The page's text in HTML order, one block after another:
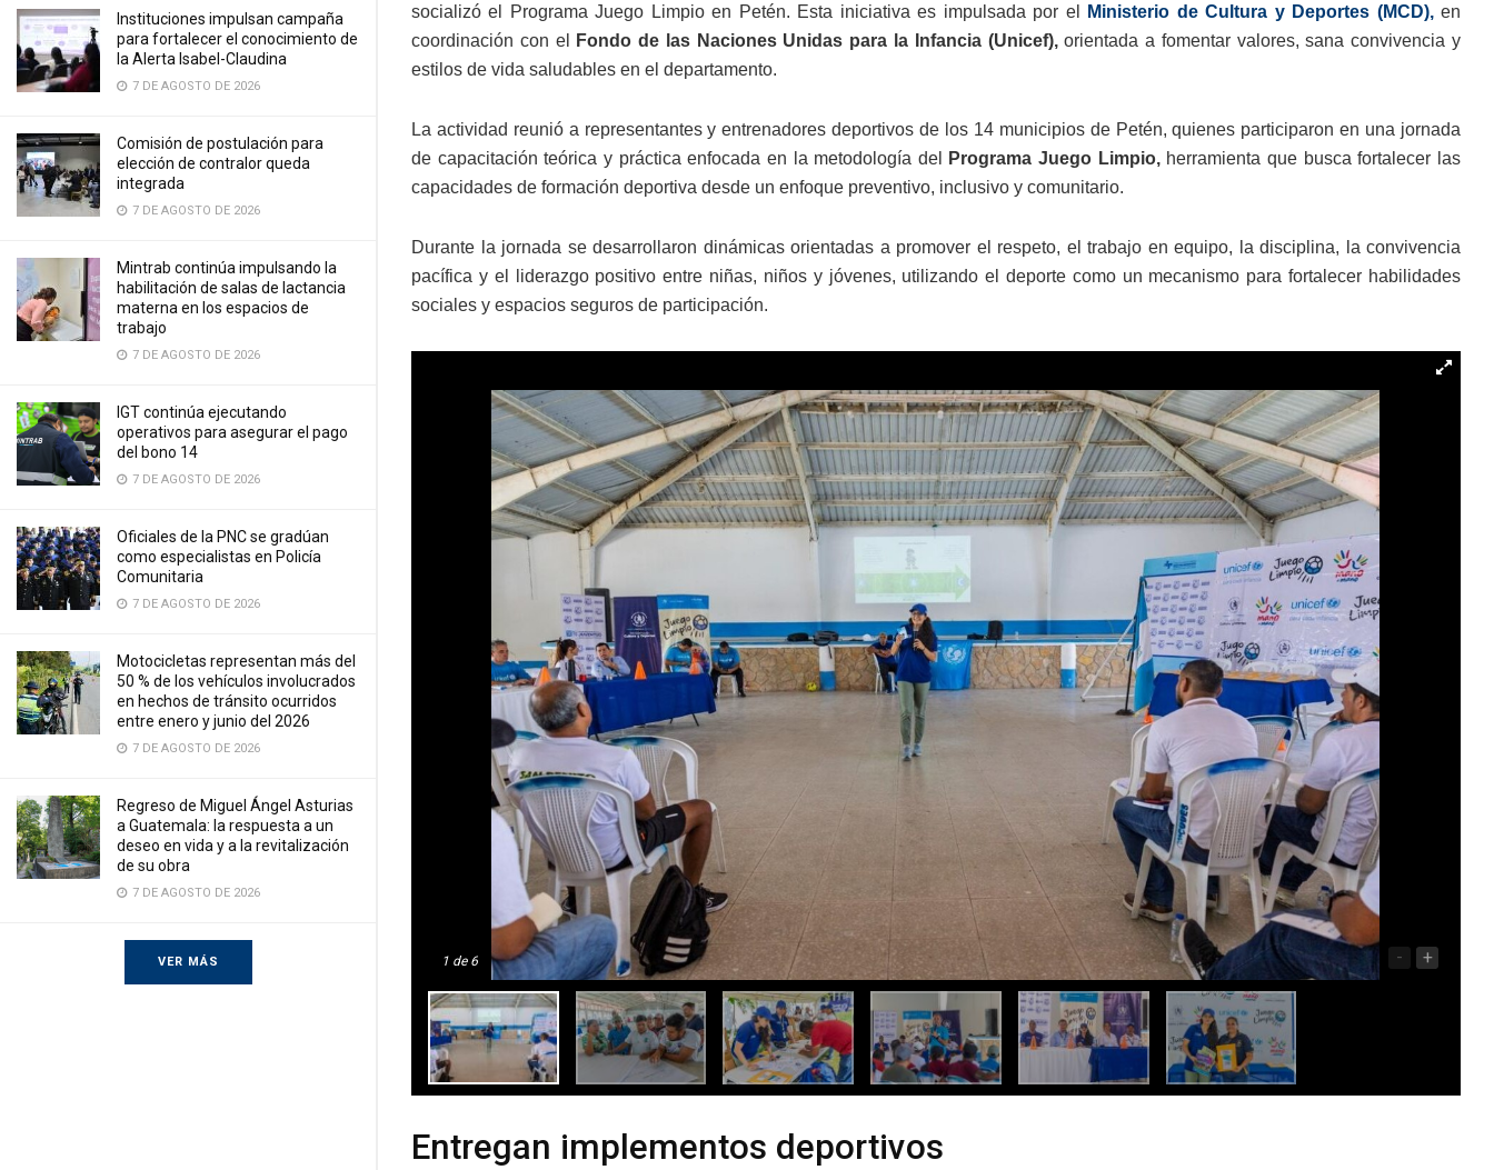
Instituciones impulsan campaña
para fortalecer el conocimiento de
la Alerta Isabel-Claudina
7 DE AGOSTO DE 2026
Comisión de postulación para
elección de contralor queda
integrada
7 DE AGOSTO DE 2026
Mintrab continúa impulsando la
habilitación de salas de lactancia
materna en los espacios de
trabajo
7 DE AGOSTO DE 2026
IGT continúa ejecutando
operativos para asegurar el pago
del bono 14
7 DE AGOSTO DE 2026
Oficiales de la PNC se gradúan
como especialistas en Policía
Comunitaria
7 DE AGOSTO DE 2026
Motocicletas representan más del
50 % de los vehículos involucrados
en hechos de tránsito ocurridos
entre enero y junio del 2026
7 DE AGOSTO DE 2026
Regreso de Miguel Ángel Asturias
a Guatemala: la respuesta a un
deseo en vida y a la revitalización
de su obra
7 DE AGOSTO DE 2026
VER MÁS
socializó el Programa Juego Limpio en Petén. Esta iniciativa es impulsada por el
Ministerio de Cultura y Deportes (MCD),en
coordinación con el
Fondo de las Naciones Unidas para la Infancia (Unicef),orientada a fomentar valores, sana convivencia y
estilos de vida saludables en el departamento.
La actividad reunió a representantes y entrenadores deportivos de los 14 municipios de Petén, quienes participaron en una jornada
de capacitación teórica y práctica enfocada en la metodología del
Programa Juego Limpio,herramienta que busca fortalecer las
capacidades de formación deportiva desde un enfoque preventivo, inclusivo y comunitario.
Durante la jornada se desarrollaron dinámicas orientadas a promover el respeto, el trabajo en equipo, la disciplina, la convivencia
pacífica y el liderazgo positivo entre niñas, niños y jóvenes, utilizando el deporte como un mecanismo para fortalecer habilidades
sociales y espacios seguros de participación.
1 de 6 - +
Entregan implementos deportivos